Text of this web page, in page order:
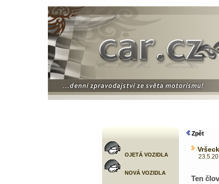
OJETÁ VOZIDLA
NOVÁ VOZIDLA
Zpět
Ten